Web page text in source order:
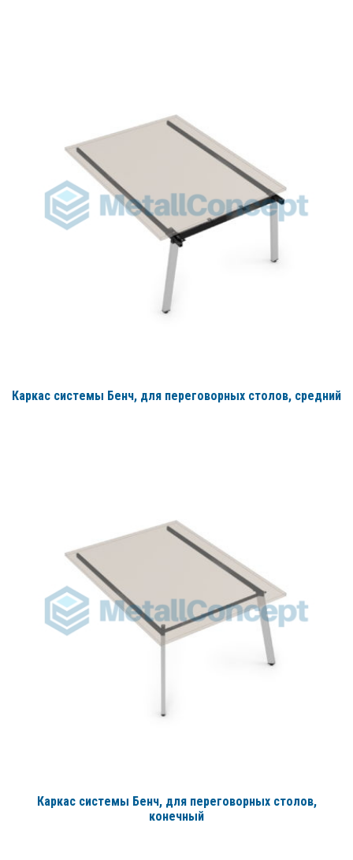
Каркас системы Бенч, для переговорных столов, средний
Каркас системы Бенч, для переговорных столов,
конечный